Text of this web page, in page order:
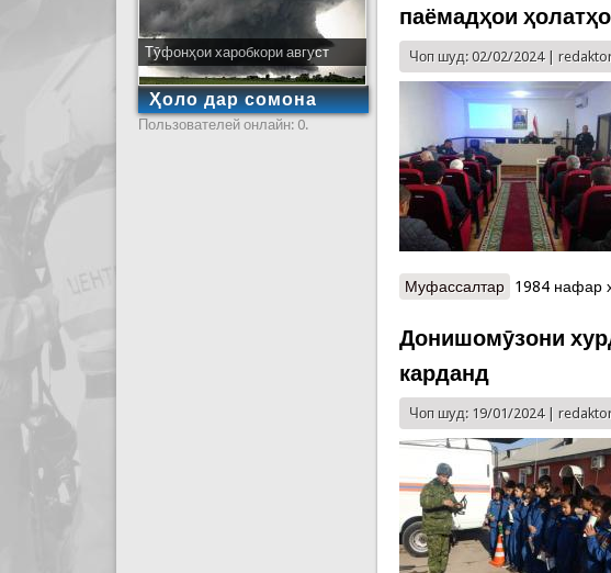
паёмадҳои
Чоп шуд: 02/02/2024 |
Муфассалтар о Ҷаласаи
1984 нафар
Донишомӯзони
карданд
Чоп шуд: 19/01/2024 |
Тӯфонҳои харобкори август
Ҳоло дар сомона
Пользователей онлайн: 0.